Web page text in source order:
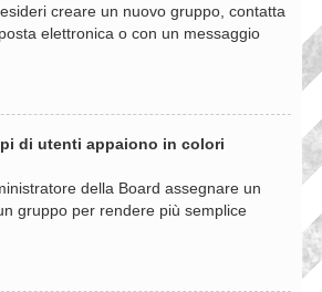
creare un nuovo gruppo, contatta
elettronica o con un messaggio
di utenti appaiono in colori
della Board assegnare un
gruppo per rendere più semplice